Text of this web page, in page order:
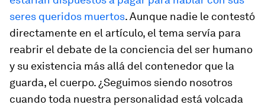
seres queridos muertos. Aunque nadie le contestó
directamente en el artículo, el tema servía para
reabrir el debate de la conciencia del ser humano
y su existencia más allá del contenedor que la
guarda, el cuerpo. ¿Seguimos siendo nosotros
cuando toda nuestra personalidad está volcada